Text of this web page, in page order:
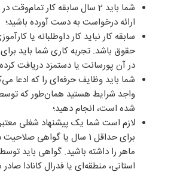
ارائه درخواست به دست آورده باشید؛
سابقه کار نباید کار داوطلبانه یا
حقوق باشد. تجربه کاری شما باید
در آن پورسانت یا دستمزد دریافت
شما باید وظایف حرفه‌ای را که ادعا
شده است، انجام دهید؛
لازم است شما یک پیشنهاد شغلی
برای حداقل 1 سال یا گواهی
ماهر را داشته باشید. گواهی باید
استانی، منطقه‌ای یا فدرال کانادا